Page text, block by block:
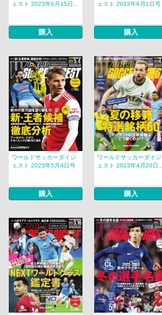
ェスト 2023年6月15日...
購入
ェスト 2023年6月1日号
購入
ワールドサッカーダイジ
ェスト 2023年5月4日号
購入
ワールドサッカーダイジ
ェスト 2023年4月20日
購入